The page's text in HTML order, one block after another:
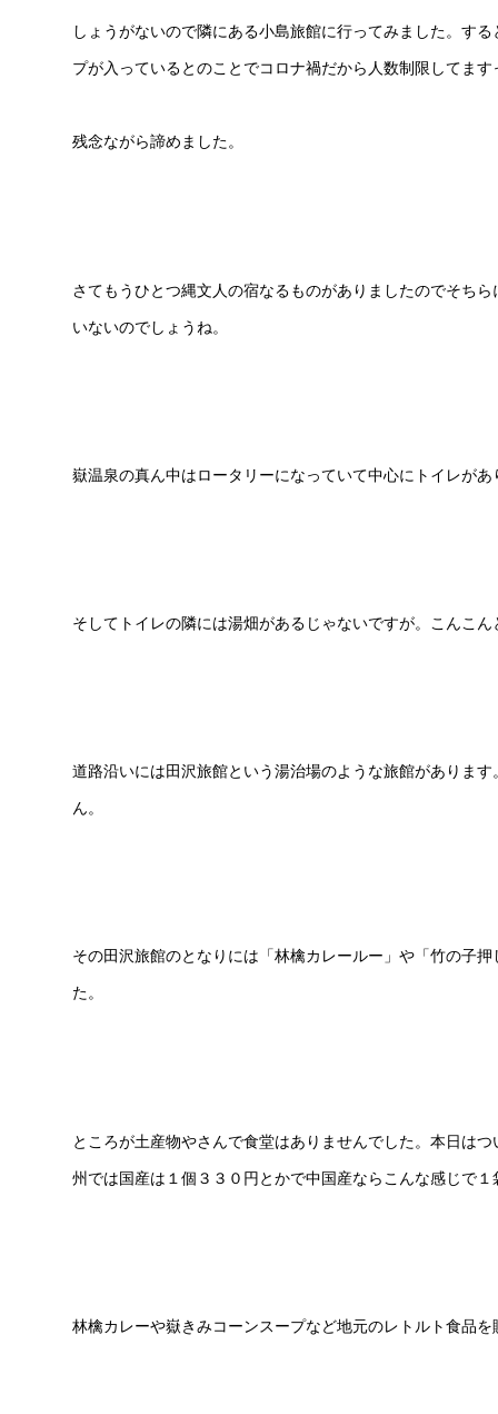
しょうがないので隣にある小島旅館に行ってみました。す
プが入っているとのことでコロナ禍だから人数制限してま
残念ながら諦めました。
さてもうひとつ縄文人の宿なるものがありましたのでそち
いないのでしょうね。
嶽温泉の真ん中はロータリーになっていて中心にトイレが
そしてトイレの隣には湯畑があるじゃないですが。こんこ
道路沿いには田沢旅館という湯治場のような旅館がありま
ん。
その田沢旅館のとなりには「林檎カレールー」や「竹の子
た。
ところが土産物やさんで食堂はありませんでした。本日は
州では国産は１個３３０円とかで中国産ならこんな感じで
林檎カレーや嶽きみコーンスープなど地元のレトルト食品